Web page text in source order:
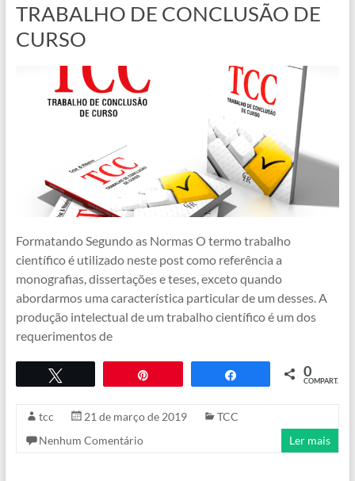
TRABALHO DE CONCLUSÃO DE
CURSO
Formatando Segundo as Normas O termo trabalho
científico é utilizado neste post como referência a
monografias, dissertações e teses, exceto quando
abordarmos uma característica particular de um desses. A
produção intelectual de um trabalho científico é um dos
requerimentos de
0
COMPART.
tcc 21 de março de 2019
TCC
Nenhum Comentário
Ler mais